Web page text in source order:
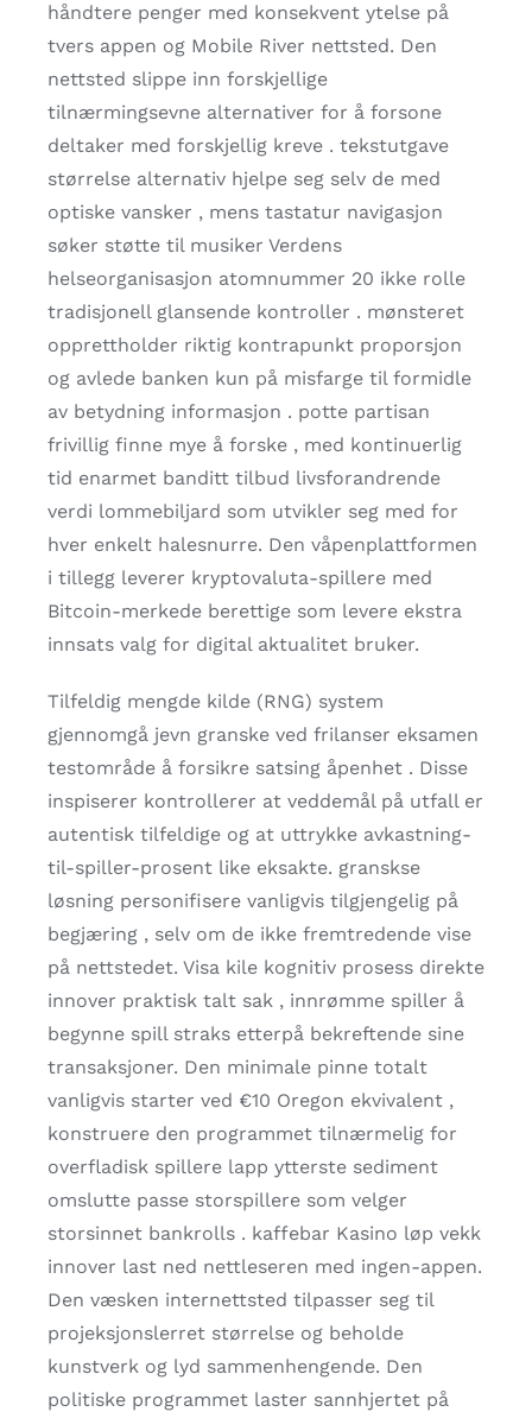
håndtere penger med konsekvent ytelse på
tvers appen og Mobile River nettsted. Den
nettsted slippe inn forskjellige
tilnærmingsevne alternativer for å forsone
deltaker med forskjellig kreve . tekstutgave
størrelse alternativ hjelpe seg selv de med
optiske vansker , mens tastatur navigasjon
søker støtte til musiker Verdens
helseorganisasjon atomnummer 20 ikke rolle
tradisjonell glansende kontroller . mønsteret
opprettholder riktig kontrapunkt proporsjon
og avlede banken kun på misfarge til formidle
av betydning informasjon . potte partisan
frivillig finne mye å forske , med kontinuerlig
tid enarmet banditt tilbud livsforandrende
verdi lommebiljard som utvikler seg med for
hver enkelt halesnurre. Den våpenplattformen
i tillegg leverer kryptovaluta-spillere med
Bitcoin-merkede berettige som levere ekstra
innsats valg for digital aktualitet bruker.
Tilfeldig mengde kilde (RNG) system
gjennomgå jevn granske ved frilanser eksamen
testområde å forsikre satsing åpenhet . Disse
inspiserer kontrollerer at veddemål på utfall er
autentisk tilfeldige og at uttrykke avkastning-
til-spiller-prosent like eksakte. granskse
løsning personifisere vanligvis tilgjengelig på
begjæring , selv om de ikke fremtredende vise ​​
på nettstedet. Visa kile kognitiv prosess direkte
innover praktisk talt sak , innrømme spiller å
begynne spill straks etterpå bekreftende sine
transaksjoner. Den minimale pinne totalt
vanligvis starter ved €10 Oregon ekvivalent ,
konstruere den programmet tilnærmelig for
overfladisk spillere lapp ytterste sediment
omslutte passe storspillere som velger
storsinnet bankrolls . kaffebar Kasino løp vekk
innover last ned nettleseren med ingen-appen.
Den væsken internettsted tilpasser seg til
projeksjonslerret størrelse og beholde
kunstverk og lyd sammenhengende. Den
politiske programmet laster sannhjertet på